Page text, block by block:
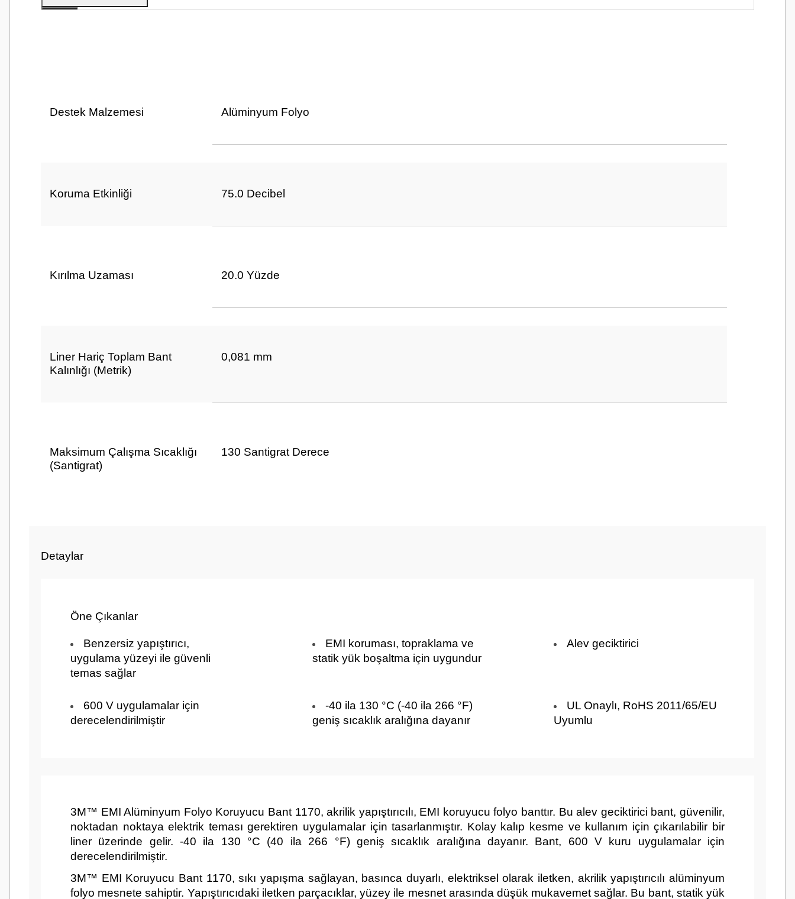
Destek Malzemesi Alüminyum Folyo
Koruma Etkinliği 75.0 Decibel
Kırılma Uzaması 20.0 Yüzde
Liner Hariç Toplam Bant
Kalınlığı (Metrik)
0,081 mm
Maksimum Çalışma Sıcaklığı
(Santigrat)
130 Santigrat Derece
Sırt (Taşıyıcı) Kalınlığı (Metrik)
Tam Uzunluk (metrik) 16,5 m
Detaylar
Öne Çıkanlar
Benzersiz yapıştırıcı,
uygulama yüzeyi ile güvenli
temas sağlar
EMI koruması, topraklama ve
statik yük boşaltma için uygundur
Alev geciktirici
600 V uygulamalar için
derecelendirilmiştir
-40 ila 130 °C (-40 ila 266 °F)
geniş sıcaklık aralığına dayanır
UL Onaylı, RoHS 2011/65/EU
Uyumlu
3M™ EMI Alüminyum Folyo Koruyucu Bant 1170, akrilik yapıştırıcılı, EMI koruyucu folyo banttır. Bu alev geciktirici bant, güvenilir,
noktadan noktaya elektrik teması gerektiren uygulamalar için tasarlanmıştır. Kolay kalıp kesme ve kullanım için çıkarılabilir bir
liner üzerinde gelir. -40 ila 130 °C (40 ila 266 °F) geniş sıcaklık aralığına dayanır. Bant, 600 V kuru uygulamalar için
derecelendirilmiştir.
3M™ EMI Koruyucu Bant 1170, sıkı yapışma sağlayan, basınca duyarlı, elektriksel olarak iletken, akrilik yapıştırıcılı alüminyum
folyo mesnete sahiptir. Yapıştırıcıdaki iletken parçacıklar, yüzey ile mesnet arasında düşük mukavemet sağlar. Bu bant, statik yük